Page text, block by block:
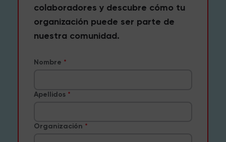
colaboradores y descubre cómo tu
organización puede ser parte de
nuestra comunidad.
Nombre
Apellidos
Organización